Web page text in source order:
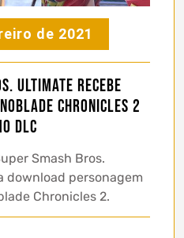
de 2021
Ultimate recebe
Chronicles 2
DLC
Smash Bros.
download personagem
Chronicles 2.